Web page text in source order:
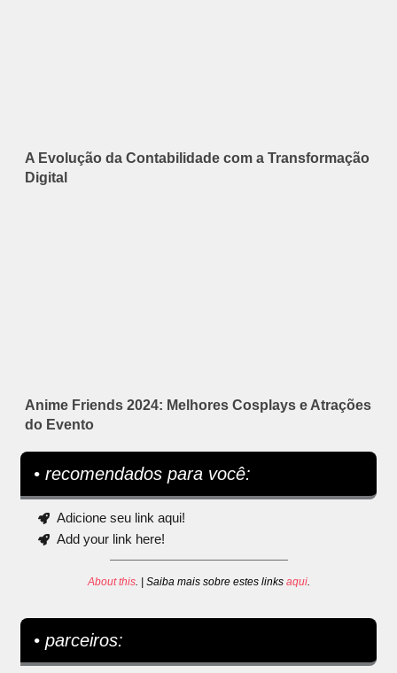
A Evolução da Contabilidade com a Transformação
Digital
Anime Friends 2024: Melhores Cosplays e Atrações
do Evento
• recomendados para você:
Adicione seu link aqui!
Add your link here!
About this. | Saiba mais sobre estes links aqui.
• parceiros: